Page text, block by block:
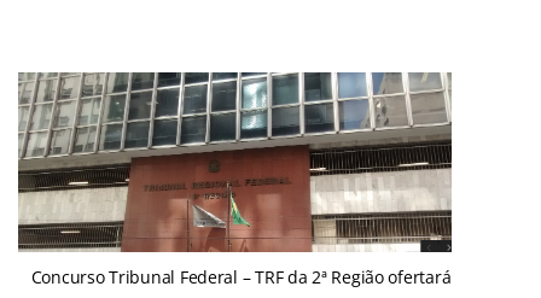
Concurso Tribunal Federal – TRF da 2ª Região ofertará